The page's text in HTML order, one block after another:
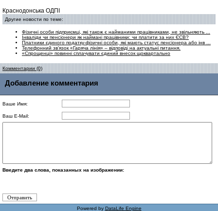
Краснодонська ОДПІ
Другие новости по теме:
Фізичні особи підприємці, які також є найманими працівниками, не звільняють ...
Інваліди чи пенсіонери як наймані працівники: чи платити за них ЄСВ?
Платники єдиного податку-фізичні особи, які мають статус пенсіонера або інв ...
Телефонний зв’язок «Гаряча лінія» – відповіді на актуальні питання.
«Спрощенці» повинні сплачувати єдиний внесок щоквартально
Комментарии (0)
Добавление комментария
Ваше Имя:
Ваш E-Mail:
Введите два слова, показанных на изображении:
Powered by DataLife Engine